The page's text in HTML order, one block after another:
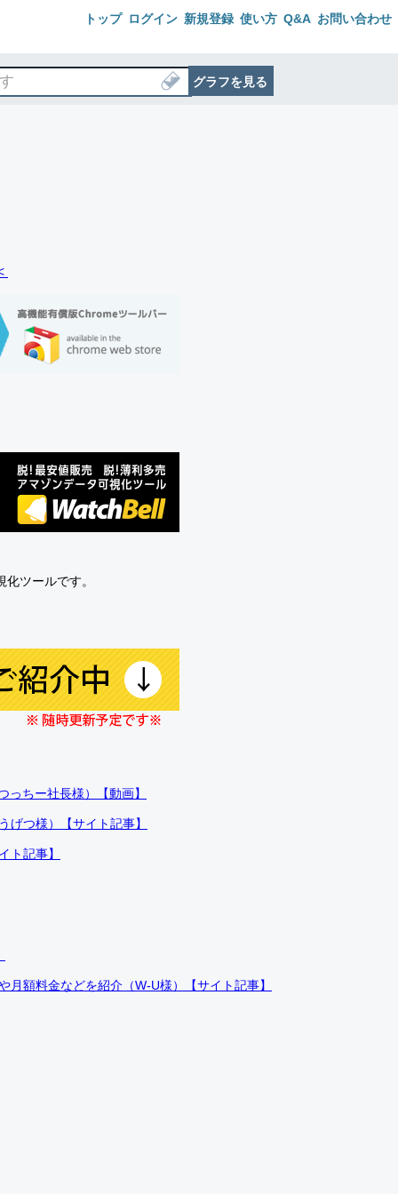
トップ ログイン 新規登録 使い方 Q&A お問い合わせ
グラフを見る
ツールです。
ちー社長様）【動画】
げつ様）【サイト記事】
ト記事】
額料金などを紹介（W-U様）【サイト記事】